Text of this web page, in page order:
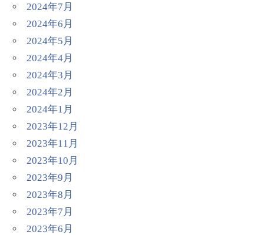
2024年7月
2024年6月
2024年5月
2024年4月
2024年3月
2024年2月
2024年1月
2023年12月
2023年11月
2023年10月
2023年9月
2023年8月
2023年7月
2023年6月